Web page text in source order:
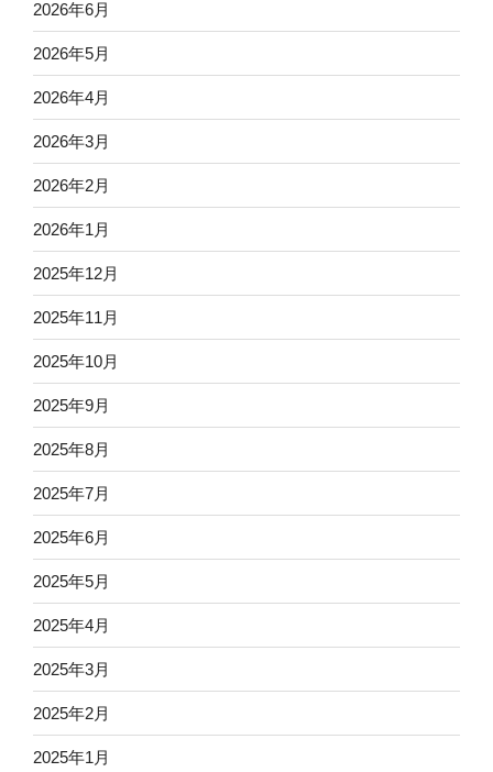
2026年6月
2026年5月
2026年4月
2026年3月
2026年2月
2026年1月
2025年12月
2025年11月
2025年10月
2025年9月
2025年8月
2025年7月
2025年6月
2025年5月
2025年4月
2025年3月
2025年2月
2025年1月